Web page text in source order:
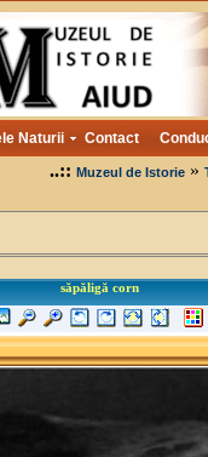
Naturii Contact
..:: Muzeul de Istorie»
săpăligă corn